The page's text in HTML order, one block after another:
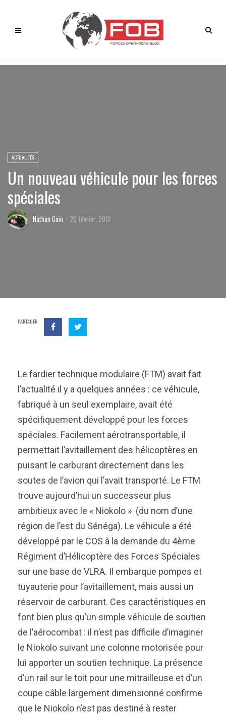
ACTUALITÉS
Un nouveau véhicule pour les forces
spéciales
Nathan Gain 20 février, 2012
PARTAGER
Le fardier technique modulaire (FTM) avait fait
l’actualité il y a quelques années : ce véhicule,
fabriqué à un seul exemplaire, avait été
spécifiquement développé pour les forces
spéciales. Facilement aérotransportable, il
permettait l’avitaillement des hélicoptères en
puisant le carburant directement dans les
soutes de l’avion qui l’avait transporté. Le FTM
trouve aujourd’hui un successeur plus
ambitieux avec le « Niokolo » (du nom d’une
région de l’est du Sénéga). Le véhicule a été
développé par le COS à la demande du 4ème
Régiment d’Hélicoptère des Forces Spéciales
sur une base de VLRA. Il embarque pompes et
tuyauterie pour l’avitaillement, mais aussi un
réservoir de carburant. Ces caractéristiques en
font bien plus qu’un simple véhicule de soutien
de l’aérocombat : il n’est pas difficile d’imaginer
le Niokolo suivant une colonne motorisée pour
lui apporter un soutien technique. La présence
d’un rail sur le toit pour une mitrailleuse et d’un
coupe câble largement dimensionné confirme
que le Niokolo n’est pas destiné à rester